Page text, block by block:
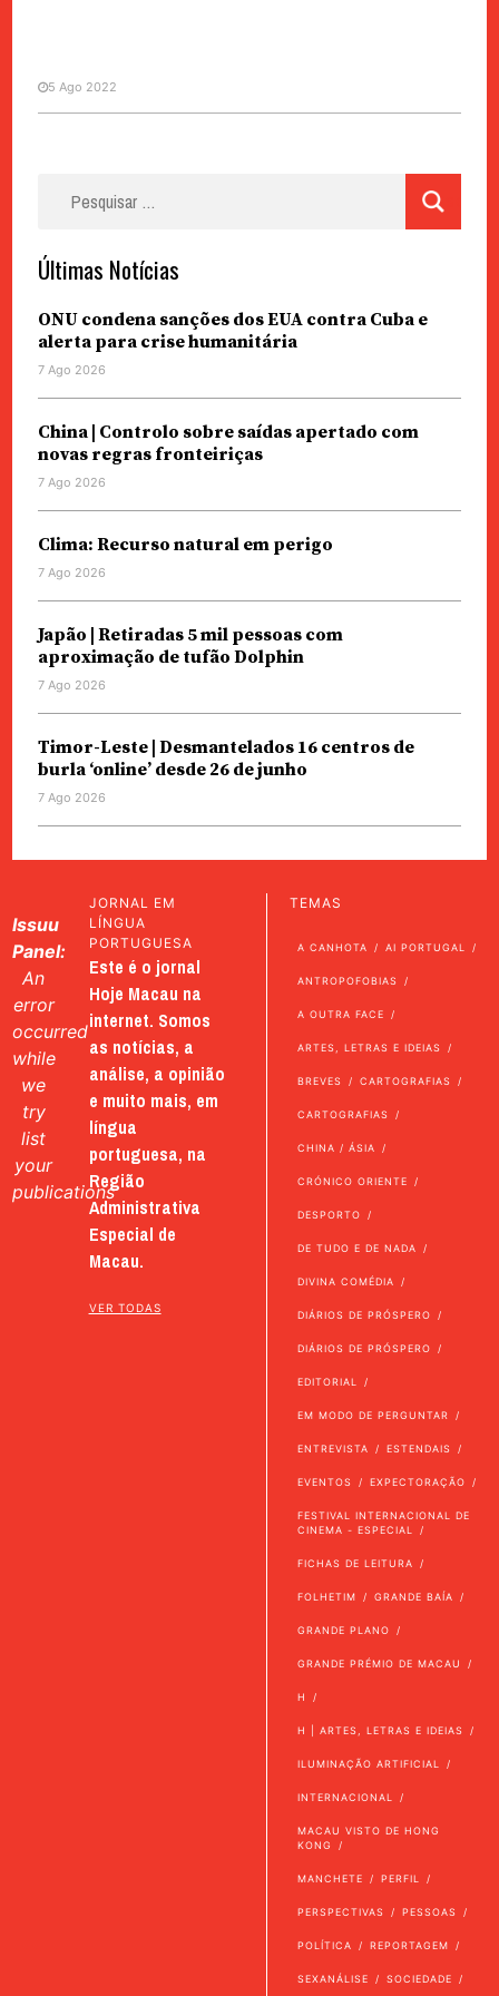
Número de mortes atinge valor
5 Ago 2022
Últimas Notícias
ONU condena sanções dos EUA contra Cuba e
alerta para crise humanitária
7 Ago 2026
China | Controlo sobre saídas apertado com
novas regras fronteiriças
7 Ago 2026
Clima: Recurso natural em perigo
7 Ago 2026
Japão | Retiradas 5 mil pessoas com
aproximação de tufão Dolphin
7 Ago 2026
Timor-Leste | Desmantelados 16 centros de
burla ‘online’ desde 26 de junho
7 Ago 2026
Issuu
Panel:
An
error
occurred
while
we
try
list
your
publications
JORNAL EM
LÍNGUA
PORTUGUESA
Este é o jornal
Hoje Macau na
internet. Somos
as notícias, a
análise, a opinião
e muito mais, em
língua
portuguesa, na
Região
Administrativa
Especial de
Macau.
VER TODAS
TEMAS
A CANHOTA AI PORTUGAL
ANTROPOFOBIAS
A OUTRA FACE
ARTES, LETRAS E IDEIAS
BREVES CARTOGRAFIAS
CARTOGRAFIAS
CHINA / ÁSIA
CRÓNICO ORIENTE
DESPORTO
DE TUDO E DE NADA
DIVINA COMÉDIA
DIÁRIOS DE PRÓSPERO
DIÁRIOS DE PRÓSPERO
EDITORIAL
EM MODO DE PERGUNTAR
ENTREVISTA ESTENDAIS
EVENTOS EXPECTORAÇÃO
FESTIVAL INTERNACIONAL DE
CINEMA - ESPECIAL
FICHAS DE LEITURA
FOLHETIM GRANDE BAÍA
GRANDE PLANO
GRANDE PRÉMIO DE MACAU
H
H | ARTES, LETRAS E IDEIAS
ILUMINAÇÃO ARTIFICIAL
INTERNACIONAL
MACAU VISTO DE HONG
KONG
MANCHETE PERFIL
PERSPECTIVAS PESSOAS
POLÍTICA REPORTAGEM
SEXANÁLISE SOCIEDADE